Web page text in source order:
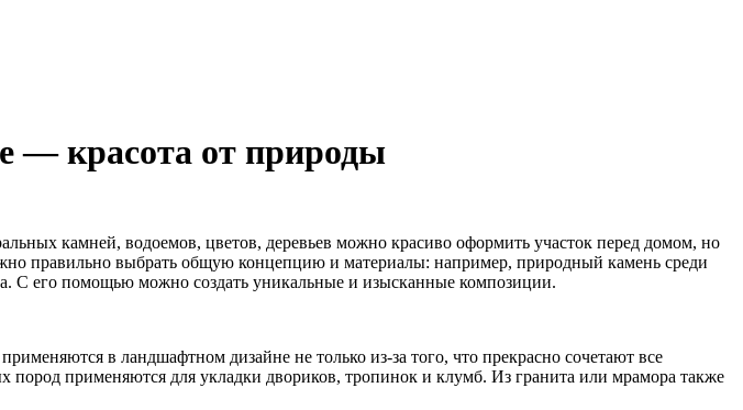
— красота от природы
камней, водоемов, цветов, деревьев можно красиво оформить участок перед домом, но
правильно выбрать общую концепцию и материалы: например, природный камень среди
С его помощью можно создать уникальные и изысканные композиции.
в ландшафтном дизайне не только из-за того, что прекрасно сочетают все
пород применяются для укладки двориков, тропинок и клумб. Из гранита или мрамора также